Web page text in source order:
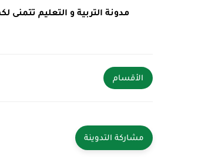
مدونة التربية و التعليم
الأقسام